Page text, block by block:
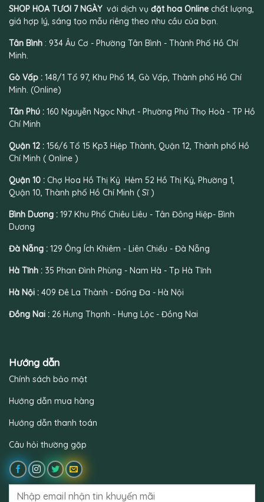
SHOP HOA TƯƠI 7 NGÀY với dịch vụ đặt hoa Online chất lượng,
giá hợp lý, sáng tạo mẫu riêng theo nhu cầu của bạn.
Tân Bình : 934 Âu Cơ - Phường Tân Bình - Thành Phố Hồ Chí
Minh.
Gò Vấp : 148/1 Tổ 97, Khu Phố 14, Gò Vấp, Thành phố Hồ Chí
Minh. (Online)
Tân Phú : 160 Nguyễn Ngọc Nhựt - Phường Phú Thọ Hoà - TP Hồ
Chí Minh
Quận 12 : 156/6 Tổ 15 Kp3 Hiệp Thành, Quận 12, Thành phố Hồ
Chí Minh ( Online )
Quận 10 : Chợ Hoa Hồ Thị Kỷ Hẻm 52 Hồ Thị Kỷ, Phường 1,
Quận 10, Thành phố Hồ Chí Minh ( Sĩ )
Bình Dương : 197 Khu Phố Chiêu Liêu - Tân Đông Hiệp- Bình
Dương
Đà Nẵng : 129 Ông Ích Khiêm - Liên Chiểu - Đà Nẵng
Hà Tĩnh : 35 Phan Đình Phùng - Nam Hà - Tp Hà Tĩnh
Hà Nội : 409 Đê La Thành - Đống Đa - Hà Nội
Đồng Nai : 26 Hưng Thạnh - Hưng Lộc - Đồng Nai
Hướng dẫn
Chính sách bảo mật
Hướng dẫn mua hàng
Hướng dẫn thanh toán
Câu hỏi thường gặp